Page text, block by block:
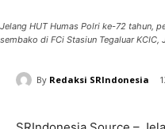
Jelang HUT Humas Polri ke-72 tahun,
sembako di FCi Stasiun Tegaluar KCIC,
By Redaksi SRIndonesia